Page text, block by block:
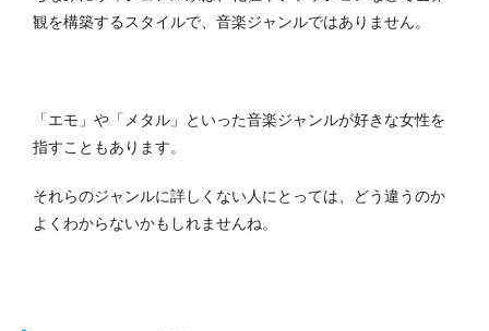
観を構築するスタイルで、音楽ジャンルではありません。
「エモ」や「メタル」といった音楽ジャンルが好きな女性を
指すこともあります。
それらのジャンルに詳しくない人にとっては、どう違うのか
よくわからないかもしれませんね。